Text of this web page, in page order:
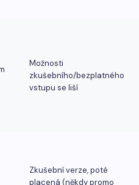
Možnosti
zkušebního/bezplatného
vstupu se liší
Zkušební verze, poté
placená (někdy promo